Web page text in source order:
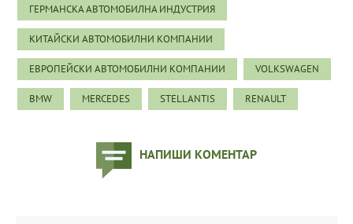
ГЕРМАНСКА АВТОМОБИЛНА ИНДУСТРИЯ
КИТАЙСКИ АВТОМОБИЛНИ КОМПАНИИ
ЕВРОПЕЙСКИ АВТОМОБИЛНИ КОМПАНИИ VOLKSWAGEN
BMW MERCEDES STELLANTIS RENAULT
НАПИШИ КОМЕНТАР